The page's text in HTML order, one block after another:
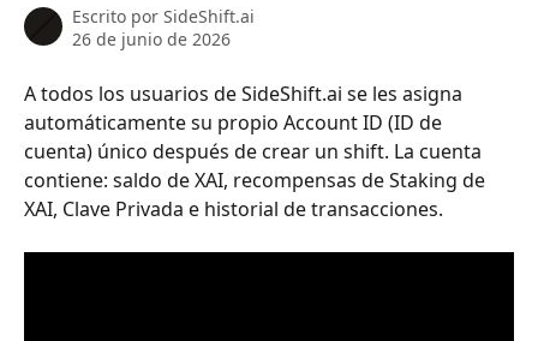
Escrito por SideShift.ai
26 de junio de 2026
A todos los usuarios de SideShift.ai se les asigna
automáticamente su propio Account ID (ID de
cuenta) único después de crear un shift. La cuenta
contiene: saldo de XAI, recompensas de Staking de
XAI, Clave Privada e historial de transacciones.